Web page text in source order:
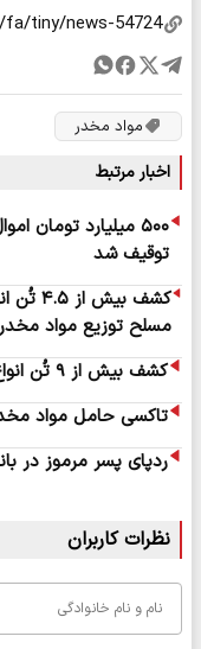
مواد مخدر
اخبار مرتبط
۵۰۰ میلیارد تومان
توقیف شد
مسلح توزیع مواد
کشف بیش از ۹ تُن انواع مواد مخدر در کشور
تاکسی حامل مواد
ردپای پسر مرموز در
نظرات کاربران